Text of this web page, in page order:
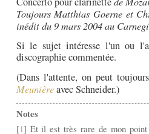
Toujours Matthias Goerne et
inédit du 9 mars 2004 au
Si le sujet intéresse l'un ou
discographie commentée.
(Dans l'attente, on peut
Meunièreavec Schneider.)
Notes
[1] Et il est très rare de mon